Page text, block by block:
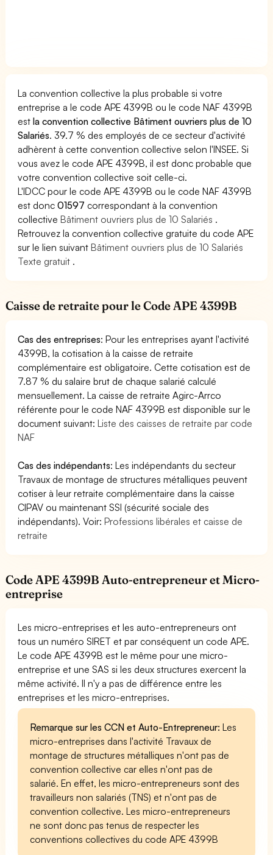
La convention collective la plus probable si votre
entreprise a le code APE 4399B ou le code NAF 4399B
estla convention collective Bâtiment ouvriers plus de 10
Salariés. 39.7 % des employés de ce secteur d'activité
adhèrent à cette convention collective selon l'INSEE. Si
vous avez le code APE 4399B, il est donc probable que
votre convention collective soit celle-ci.
L'IDCC pour le code APE 4399B ou le code NAF 4399B
est donc01597 correspondant à la convention
collectiveBâtiment ouvriers plus de 10 Salariés .
Retrouvez la convention collective gratuite du code APE
sur le lien suivantBâtiment ouvriers plus de 10 Salariés
Texte gratuit .
Caisse de retraite pour le Code APE 4399B
Cas des entreprises: Pour les entreprises ayant l'activité
4399B, la cotisation à la caisse de retraite
complémentaire est obligatoire. Cette cotisation est de
7.87 % du salaire brut de chaque salarié calculé
mensuellement. La caisse de retraite Agirc-Arrco
référente pour le code NAF 4399B est disponible sur le
document suivant:Liste des caisses de retraite par code
NAF
Cas des indépendants: Les indépendants du secteur
Travaux de montage de structures métalliques peuvent
cotiser à leur retraite complémentaire dans la caisse
CIPAV ou maintenant SSI (sécurité sociale des
indépendants). Voir:Professions libérales et caisse de
retraite
Code APE 4399B Auto-entrepreneur et Micro-
entreprise
Les micro-entreprises et les auto-entrepreneurs ont
tous un numéro SIRET et par conséquent un code APE.
Le code APE 4399B est le même pour une micro-
entreprise et une SAS si les deux structures exercent la
même activité. Il n'y a pas de différence entre les
entreprises et les micro-entreprises.
Remarque sur les CCN et Auto-Entrepreneur: Les
micro-entreprises dans l'activité Travaux de
montage de structures métalliques n'ont pas de
convention collective car elles n'ont pas de
salarié. En effet, les micro-entrepreneurs sont des
travailleurs non salariés (TNS) et n'ont pas de
convention collective. Les micro-entrepreneurs
ne sont donc pas tenus de respecter les
conventions collectives du code APE 4399B